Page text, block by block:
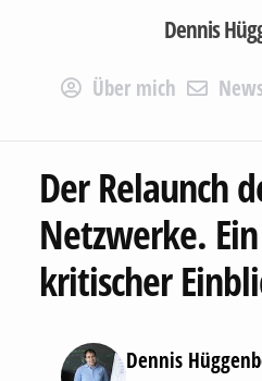
Dennis
Über mich
Der Relaunch
Netzwerke.
kritischer
Dennis